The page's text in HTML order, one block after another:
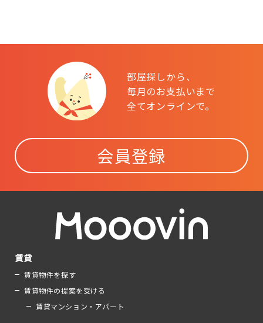
部屋探しから、
毎月のお支払いまで
全てオンラインで。
会員登録
賃貸
賃貸物件を探す
賃貸物件の提案を受ける
賃貸マンション・アパート